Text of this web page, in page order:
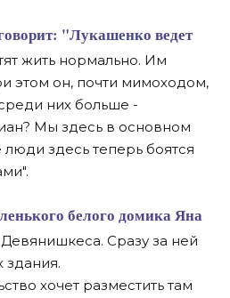
жить нормально. Им
этом он, почти мимоходом,
них больше -
Мы здесь в основном
здесь теперь боятся
Сразу за ней
здания.
хочет разместить там